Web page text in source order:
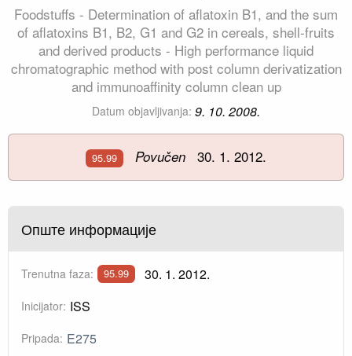
Foodstuffs - Determination of aflatoxin B1, and the sum
of aflatoxins B1, B2, G1 and G2 in cereals, shell-fruits
and derived products - High performance liquid
chromatographic method with post column derivatization
and immunoaffinity column clean up
Datum objavljivanja: 9. 10. 2008.
95.99 Povučen 30. 1. 2012.
Опште информације
Trenutna faza: 95.99 30. 1. 2012.
Inicijator: ISS
Pripada: E275